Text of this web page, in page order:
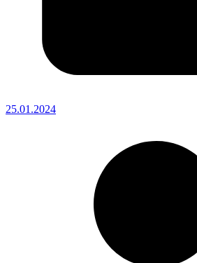
25.01.2024